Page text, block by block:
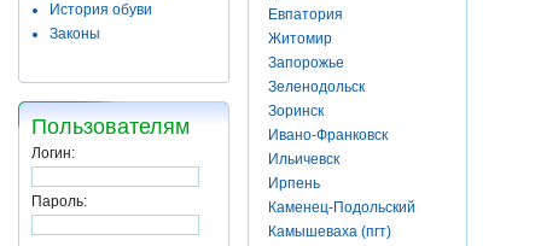
История обуви
Законы
Пользователям
Логин:
Пароль:
Евпатория
Житомир
Запорожье
Зеленодольск
Зоринск
Ивано-Франковск
Ильичевск
Ирпень
Каменец-Подольский
Камышеваха (пгт)